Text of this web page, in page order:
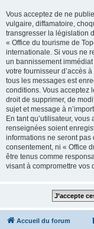
Vous acceptez de ne
vulgaire, diffamatoire,
transgresser la législation
« Office du tourisme de
internationale. Si vous ne
un bannissement
votre fournisseur d’accès
tous les messages est
conditions. Vous acceptez
droit de supprimer, de
sujet et message à
En tant qu’utilisateur,
renseignées soient
informations ne seront pas
consentement, ni « Office
être tenus comme
visant à compromettre vos
Accueil du forum